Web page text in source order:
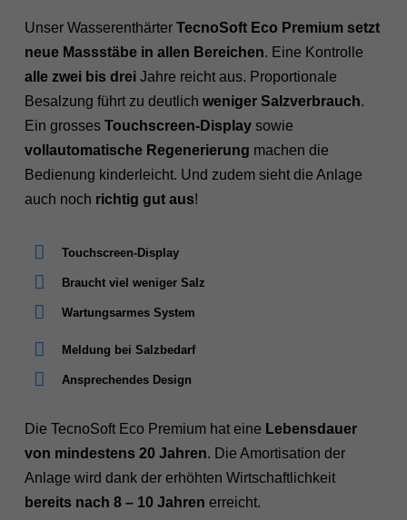
Unser Wasserenthärter TecnoSoft Eco Premium setzt
neue Massstäbe in allen Bereichen. Eine Kontrolle
alle zwei bis dreiJahre reicht aus. Proportionale
Besalzung führt zu deutlich weniger Salzverbrauch.
Ein grosses Touchscreen-Displaysowie
vollautomatische Regenerierung machen die
Bedienung kinderleicht. Und zudem sieht die Anlage
auch noch richtig gut aus!
Touchscreen-Display
Braucht viel weniger Salz
Wartungsarmes System
Meldung bei Salzbedarf
Ansprechendes Design
Die TecnoSoft Eco Premium hat eine Lebensdauer
von mindestens 20 Jahren. Die Amortisation der
Anlage wird dank der erhöhten Wirtschaftlichkeit
bereits nach 8 – 10 Jahren erreicht.